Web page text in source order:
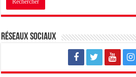
Réseaux sociaux